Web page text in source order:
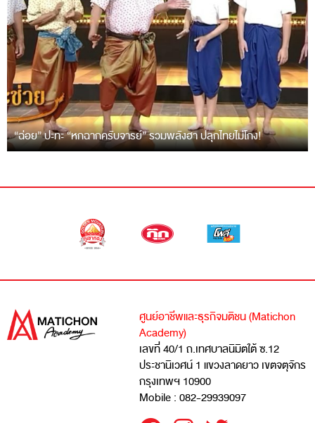
“ฉ่อย” ปะทะ “หกฉากครับจารย์” รวมพลังฮา ปลุกไทยไม่โกง!
ศูนย์อาชีพและธุรกิจมติชน (Matichon
Academy)
เลขที่ 40/1 ถ.เทศบาลนิมิตใต้ ซ.12
ประชานิเวศน์ 1 แขวงลาดยาว เขตจตุจักร
กรุงเทพฯ 10900
Mobile : 082-29939097